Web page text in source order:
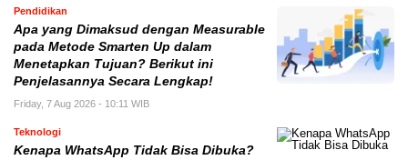
Pendidikan
Apa yang Dimaksud dengan Measurable
pada Metode Smarten Up dalam
Menetapkan Tujuan? Berikut ini
Penjelasannya Secara Lengkap!
Friday, 7 Aug 2026 - 10:11 WIB
Teknologi
Kenapa WhatsApp Tidak Bisa Dibuka?